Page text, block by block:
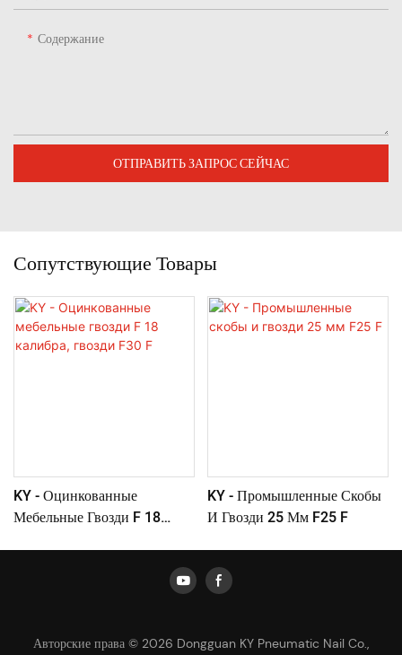
Содержание
ОТПРАВИТЬ ЗАПРОС СЕЙЧАС
Сопутствующие Товары
KY - Оцинкованные
Мебельные Гвозди F 18
KY - Промышленные Скобы
И Гвозди 25 Мм F25 F
Авторские права © 2026 Dongguan KY Pneumatic Nail Co.,